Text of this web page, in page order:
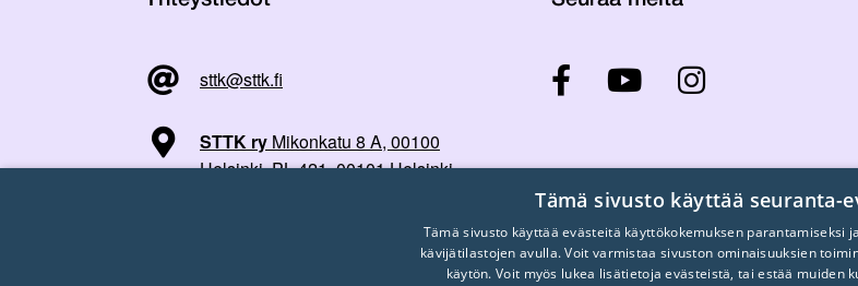
sttk@sttk.fi
STTK ry Mikonkatu 8 A, 00100
Helsinki, PL 421, 00101 Helsinki
Tämä sivusto käyttää seuranta-
Tämä sivusto käyttää evästeitä käyttökokemuksen parantamiseksi
kävijätilastojen avulla. Voit varmistaa sivuston ominaisuuksien
käytön. Voit myös lukea lisätietoja evästeistä, tai estää muiden